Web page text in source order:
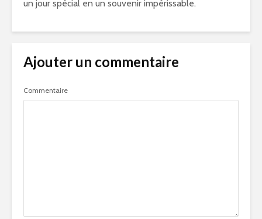
un jour spécial en un souvenir impérissable.
Ajouter un commentaire
Commentaire